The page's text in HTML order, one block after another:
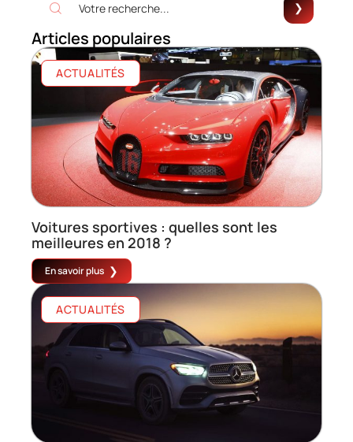
Articles populaires
ACTUALITÉS
Voitures sportives : quelles sont les
meilleures en 2018 ?
En savoir plus
ACTUALITÉS